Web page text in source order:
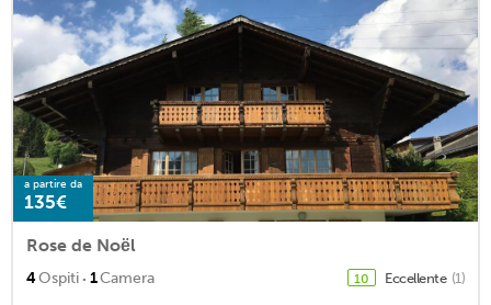
a partire da
135€
Rose de Noël
4Ospiti · 1Camera 10 Eccellente (1)